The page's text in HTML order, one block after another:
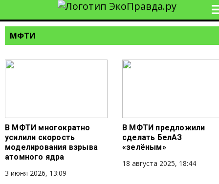
МФТИ
В МФТИ многократно
усилили скорость
моделирования взрыва
атомного ядра
3 июня 2026, 13:09
В МФТИ предложили
сделать БелАЗ
«зелёным»
18 августа 2025, 18:44